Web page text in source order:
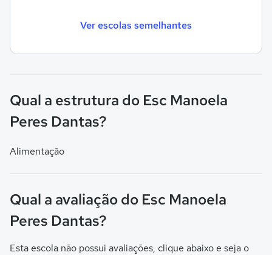
Ver escolas semelhantes
Qual a estrutura do Esc Manoela
Peres Dantas?
Alimentação
Qual a avaliação do Esc Manoela
Peres Dantas?
Esta escola não possui avaliações, clique abaixo e seja o